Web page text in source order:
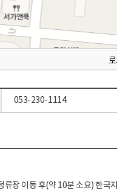
053-230-1114
장 이동 후(약 10분 소요) 한국